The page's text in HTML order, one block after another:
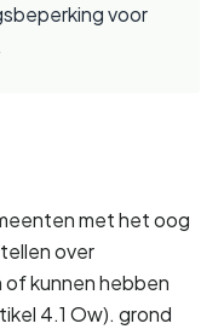
voor
met het oog
over
kunnen hebben
4.1 Ow). grond